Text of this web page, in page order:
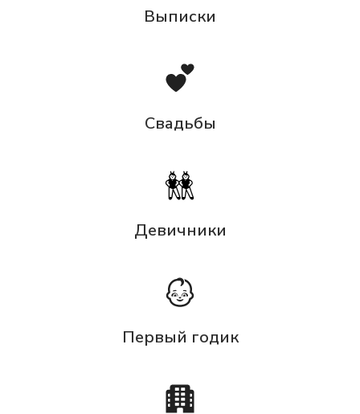
Выписки
Свадьбы
Девичники
Первый годик